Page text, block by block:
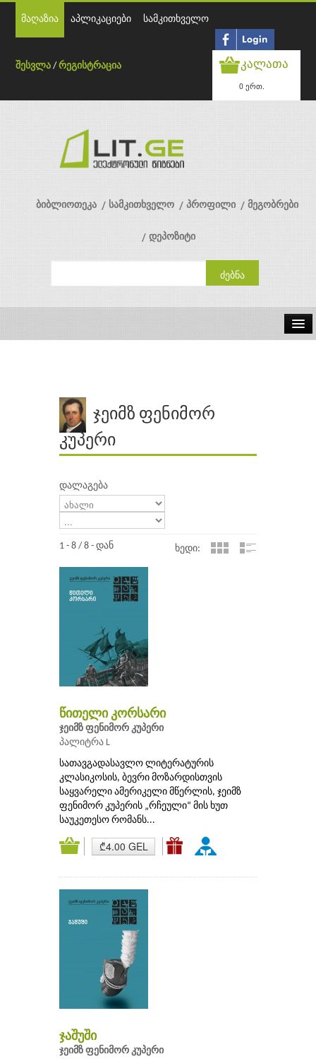
მაღაზია აპლიკაციები სამკითხველო
შესვლა /რეგისტრაცია კალათა
0 ერთ.
ბიბლიოთეკა სამკითხველო პროფილი მეგობრები
დეპოზიტი
ავტორები
გამომცემლობები
ჯეიმზ ფენიმორ
კუპერი
დალაგება
1 - 8 / 8 - დან ხედი:
წითელი კორსარი
ჯეიმზ ფენიმორ კუპერი
პალიტრა L
სათავგადასავლო ლიტერატურის
კლასიკოსის, ბევრი მოზარდისთვის
საყვარელი ამერიკელი მწერლის, ჯეიმზ
ფენიმორ კუპერის „რჩეული“ მის ხუთ
საუკეთესო რომანს...
₾4.00 GEL
ჯაშუში
ჯეიმზ ფენიმორ კუპერი